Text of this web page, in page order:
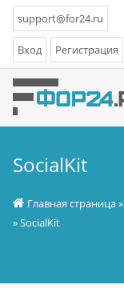
support@for24.ru
Вход Регистрация
SocialKit
Главная страница»
» SocialKit